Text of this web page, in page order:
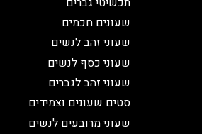
שעונים חכמים
שעוני זהב לנשים
שעוני כסף לנשים
שעוני זהב לגברים
סטים שעונים וצמידים
שעוני מרובעים לנשים